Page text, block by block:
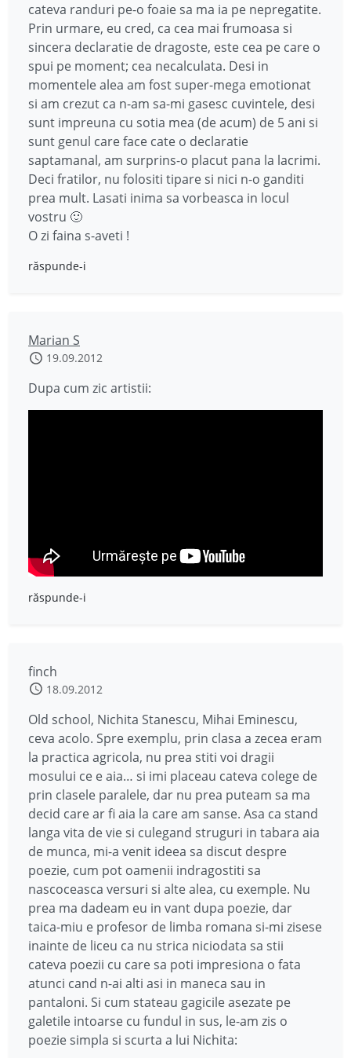
cateva randuri pe-o foaie sa ma ia pe nepregatite.
Prin urmare, eu cred, ca cea mai frumoasa si
sincera declaratie de dragoste, este cea pe care o
spui pe moment; cea necalculata. Desi in
momentele alea am fost super-mega emotionat
si am crezut ca n-am sa-mi gasesc cuvintele, desi
sunt impreuna cu sotia mea (de acum) de 5 ani si
sunt genul care face cate o declaratie
saptamanal, am surprins-o placut pana la lacrimi.
Deci fratilor, nu folositi tipare si nici n-o ganditi
prea mult. Lasati inima sa vorbeasca in locul
vostru 🙂
O zi faina s-aveti !
răspunde-i
Marian S
19.09.2012
Dupa cum zic artistii:
răspunde-i
finch
18.09.2012
Old school, Nichita Stanescu, Mihai Eminescu,
ceva acolo. Spre exemplu, prin clasa a zecea eram
la practica agricola, nu prea stiti voi dragii
mosului ce e aia… si imi placeau cateva colege de
prin clasele paralele, dar nu prea puteam sa ma
decid care ar fi aia la care am sanse. Asa ca stand
langa vita de vie si culegand struguri in tabara aia
de munca, mi-a venit ideea sa discut despre
poezie, cum pot oamenii indragostiti sa
nascoceasca versuri si alte alea, cu exemple. Nu
prea ma dadeam eu in vant dupa poezie, dar
taica-miu e profesor de limba romana si-mi zisese
inainte de liceu ca nu strica niciodata sa stii
cateva poezii cu care sa poti impresiona o fata
atunci cand n-ai alti asi in maneca sau in
pantaloni. Si cum stateau gagicile asezate pe
galetile intoarse cu fundul in sus, le-am zis o
poezie simpla si scurta a lui Nichita: